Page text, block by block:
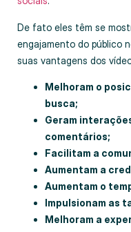
De fato eles têm se
engajamento do público
suas vantagens dos
Melhoram o
busca;
Geram
comentários;
Facilitam a
Aumentam a
Aumentam o
Impulsionam as
Melhoram a